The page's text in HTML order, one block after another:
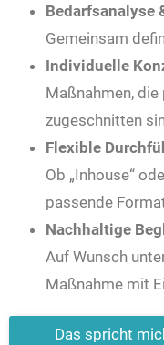
Bedarfsanalyse
Gemeinsam
Individuelle
Maßnahmen,
zugeschnitten
Flexible
Ob „Inhouse“
passende
Nachhaltige
Auf Wunsch
Maßnahme mit
Das spricht